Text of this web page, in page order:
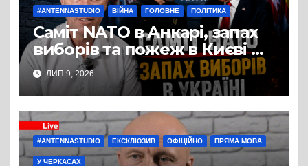
#ANTENNASTUDIO ВІЙНА ГОЛОВНЕ ПОЛІТИКА
Саміт NATO в Анкарі, запах
виборів та пожеж в Києві —
студія Антени, політичний
експерт Руслан Бізяєв
ЛИП 9, 2026
#ANTENNASTUDIO ЕКСКЛЮЗИВ ОФІЦІЙНО ПРЯМА МОВА
У ЧЕРКАСАХ